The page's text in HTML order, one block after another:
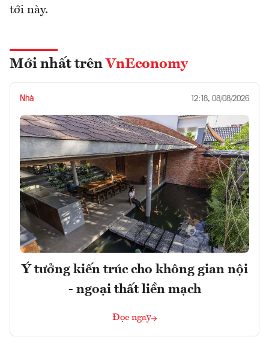
tới này.
Mới nhất trên VnEconomy
Nhà 12:18, 08/08/2026
Ý tưởng kiến trúc cho không gian nội
- ngoại thất liền mạch
Đọc ngay